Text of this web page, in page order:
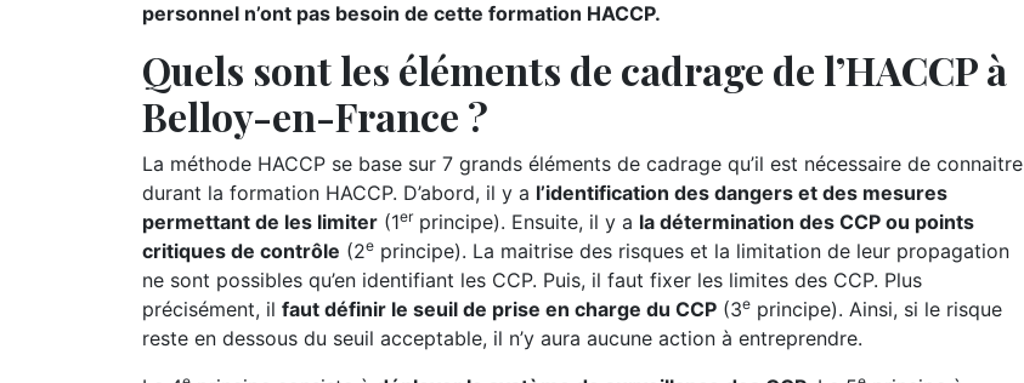
personnel n’ont pas besoin de cette formation HACCP.
Quels sont les éléments de cadrage de l’HACCP à
Belloy-en-France ?
La méthode HACCP se base sur 7 grands éléments de cadrage qu’il est nécessaire de connaitre
durant la formation HACCP. D’abord, il y a l’identification des dangers et des mesures
permettant de les limiter (1erprincipe). Ensuite, il y a la détermination des CCP ou points
critiques de contrôle (2e principe). La maitrise des risques et la limitation de leur propagation
ne sont possibles qu’en identifiant les CCP. Puis, il faut fixer les limites des CCP. Plus
précisément, il faut définir le seuil de prise en charge du CCP (3e principe). Ainsi, si le risque
reste en dessous du seuil acceptable, il n’y aura aucune action à entreprendre.